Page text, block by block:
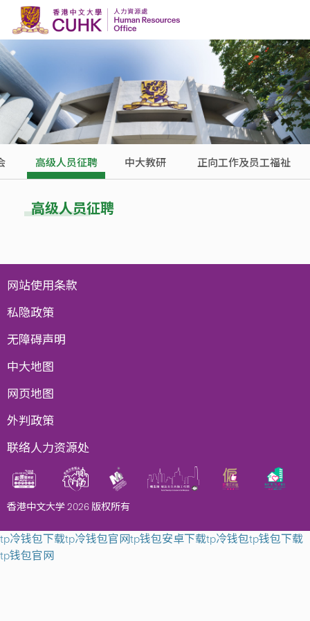
Skip to content
高级人员征聘 中大教研 正向工作及员工福祉
高级人员征聘
网站使用条款
私隐政策
无障碍声明
中大地图
网页地图
外判政策
联络人力资源处
香港中文大学 2026 版权所有
tp冷钱包下载tp冷钱包官网tp钱包安卓下载tp冷钱包tp钱包下载
tp钱包官网